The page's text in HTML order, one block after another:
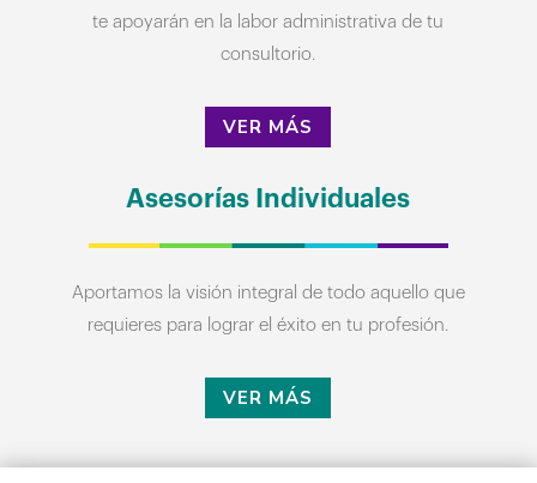
te apoyarán en la labor administrativa de tu
consultorio.
VER MÁS
Asesorías Individuales
Aportamos la visión integral de todo aquello que
requieres para lograr el éxito en tu profesión.
VER MÁS